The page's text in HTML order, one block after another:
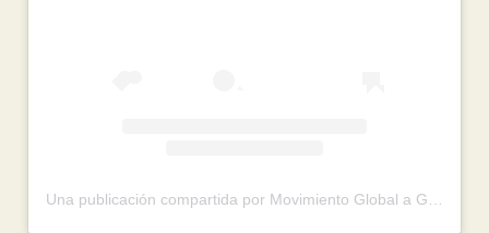
Una publicación compartida por Movimiento Global a Gaza México (@globalmovementtogazamexico)